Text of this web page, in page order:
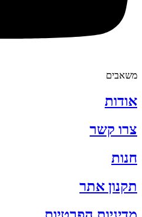
משאבים
אודות
צרו קשר
חנות
תקנון אתר